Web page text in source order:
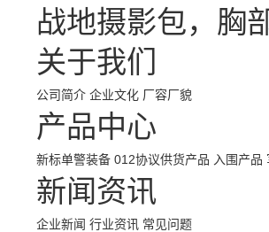
战地摄影包，胸
关于我们
公司简介 企业文化 厂容厂貌
产品中心
新标单警装备 012协议供货产品 入围产品
新闻资讯
企业新闻 行业资讯 常见问题